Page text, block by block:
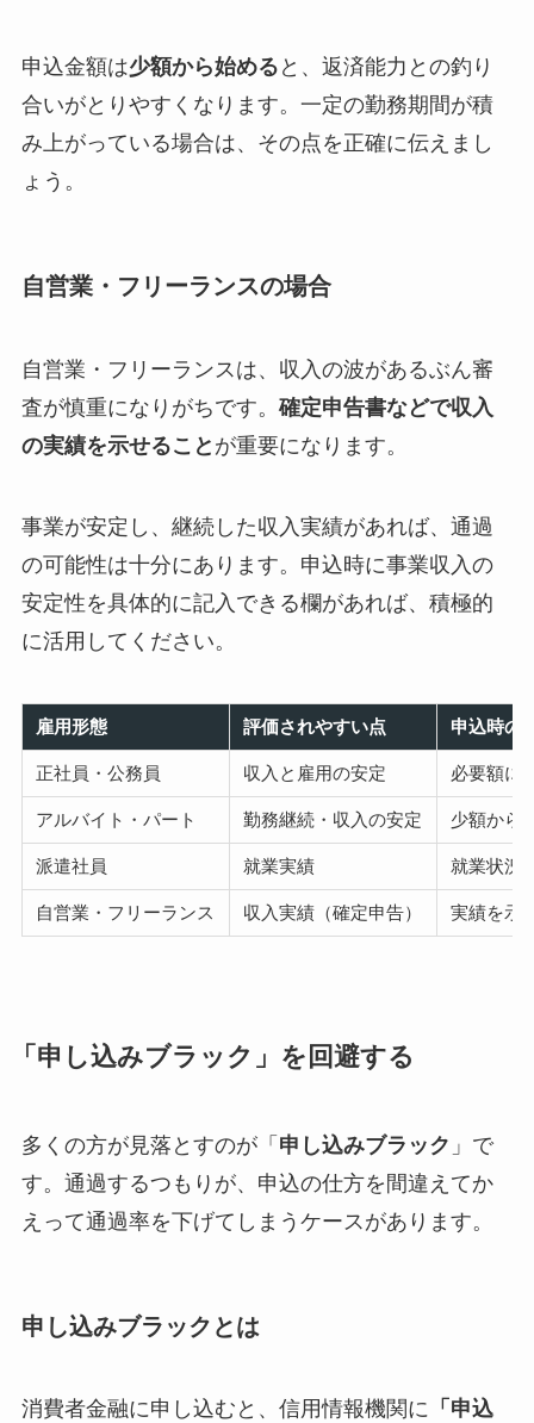
申込金額は少額から始める と、返済能力との釣り
合いがとりやすくなります。一定の勤務期間が積
み上がっている場合は、その点を正確に伝えまし
ょう。
自営業・フリーランスの場合
自営業・フリーランスは、収入の波があるぶん審
査が慎重になりがちです。 確定申告書などで収入
の実績を示せること が重要になります。
事業が安定し、継続した収入実績があれば、通過
の可能性は十分にあります。申込時に事業収入の
安定性を具体的に記入できる欄があれば、積極的
に活用してください。
雇用形態 評価されやすい点 申込時の
正社員・公務員 収入と雇用の安定 必要額に
アルバイト・パート 勤務継続・収入の安定 少額から
派遣社員 就業実績 就業状況
自営業・フリーランス 収入実績（確定申告） 実績を示
「申し込みブラック」を回避する
多くの方が見落とすのが「 申し込みブラック 」で
す。通過するつもりが、申込の仕方を間違えてか
えって通過率を下げてしまうケースがあります。
申し込みブラックとは
消費者金融に申し込むと、信用情報機関に 「申込